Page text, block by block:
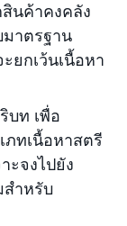
นค้าคงคลัง
าตรฐาน
ยกเว้นเนื้อหา
บท เพื่อ
ภทเนื้อหาสตรี
ะจงไปยัง
สำหรับ